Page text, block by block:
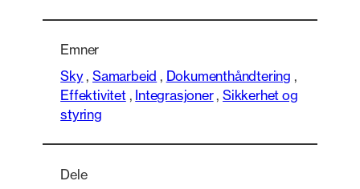
Emner
Sky , Samarbeid , Dokumenthåndtering ,
Effektivitet , Integrasjoner , Sikkerhet og
styring
Dele